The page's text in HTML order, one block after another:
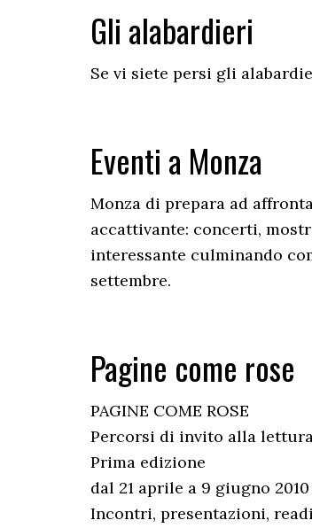
Gli alabardieri
Se vi siete persi gli
Eventi a Monza
Monza di prepara ad
accattivante: concerti,
interessante culminando
settembre.
Pagine come rose
PAGINE COME ROSE
Percorsi di invito alla
Prima edizione
dal 21 aprile a 9 giugno 2010
Incontri, presentazioni,